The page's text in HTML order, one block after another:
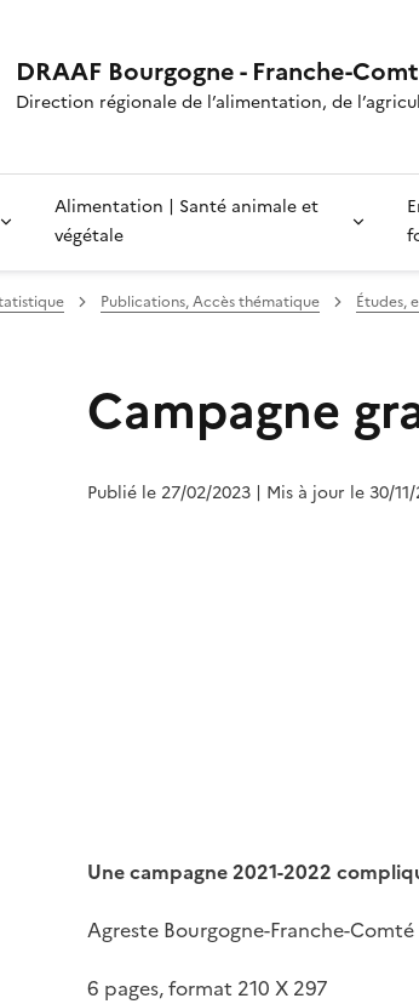
DRAAF Bourgogne - Franche-
Direction régionale de l’alimentation, de
Alimentation | Santé animale et
végétale
Publications, Accès thématique Études,
Campagne
Publié le 27/02/2023 | Mis à jour le 30/
Une campagne 2021-2022
Agreste Bourgogne-Franche-Comté
6 pages, format 210 X 297